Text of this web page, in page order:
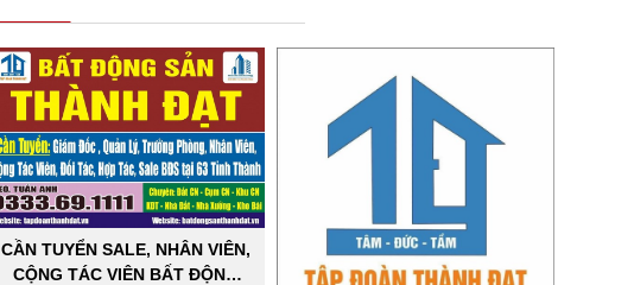
CẦN TUYỂN SALE, NHÂN VIÊN,
CỘNG TÁC VIÊN BẤT ĐỘNG